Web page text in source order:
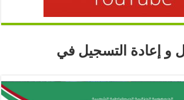
و إعادة التسجيل في